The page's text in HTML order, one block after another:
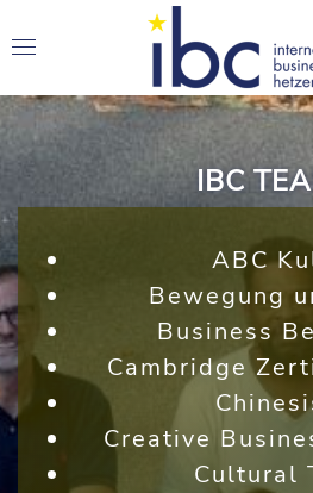
IBC
ABC
Bewegung
Business
Cambridge
Creative
Cultural